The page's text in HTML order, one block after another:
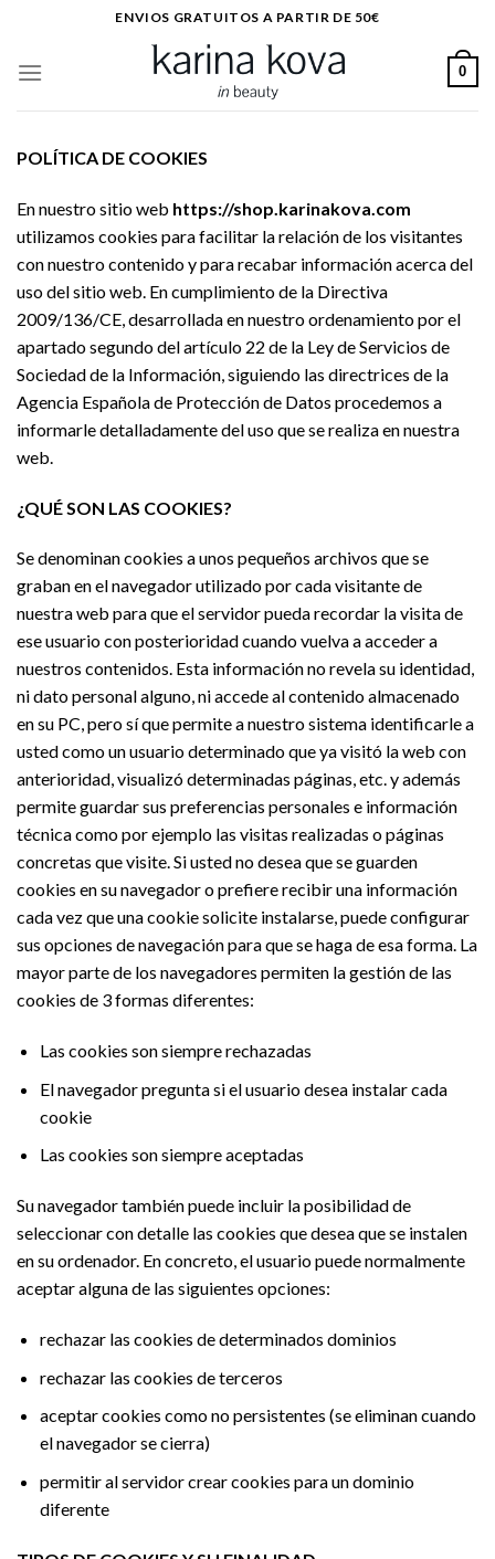
contenido
ENVIOS GRATUITOS A PARTIR DE 50€
0
POLÍTICA DE COOKIES
En nuestro sitio web https://shop.karinakova.com
utilizamos cookies para facilitar la relación de los visitantes
con nuestro contenido y para recabar información acerca del
uso del sitio web. En cumplimiento de la Directiva
2009/136/CE, desarrollada en nuestro ordenamiento por el
apartado segundo del artículo 22 de la Ley de Servicios de
Sociedad de la Información, siguiendo las directrices de la
Agencia Española de Protección de Datos procedemos a
informarle detalladamente del uso que se realiza en nuestra
web.
¿QUÉ SON LAS COOKIES?
Se denominan cookies a unos pequeños archivos que se
graban en el navegador utilizado por cada visitante de
nuestra web para que el servidor pueda recordar la visita de
ese usuario con posterioridad cuando vuelva a acceder a
nuestros contenidos. Esta información no revela su identidad,
ni dato personal alguno, ni accede al contenido almacenado
en su PC, pero sí que permite a nuestro sistema identificarle a
usted como un usuario determinado que ya visitó la web con
anterioridad, visualizó determinadas páginas, etc. y además
permite guardar sus preferencias personales e información
técnica como por ejemplo las visitas realizadas o páginas
concretas que visite. Si usted no desea que se guarden
cookies en su navegador o prefiere recibir una información
cada vez que una cookie solicite instalarse, puede configurar
sus opciones de navegación para que se haga de esa forma. La
mayor parte de los navegadores permiten la gestión de las
cookies de 3 formas diferentes:
Las cookies son siempre rechazadas
El navegador pregunta si el usuario desea instalar cada
cookie
Las cookies son siempre aceptadas
Su navegador también puede incluir la posibilidad de
seleccionar con detalle las cookies que desea que se instalen
en su ordenador. En concreto, el usuario puede normalmente
aceptar alguna de las siguientes opciones:
rechazar las cookies de determinados dominios
rechazar las cookies de terceros
aceptar cookies como no persistentes (se eliminan cuando
el navegador se cierra)
permitir al servidor crear cookies para un dominio
diferente